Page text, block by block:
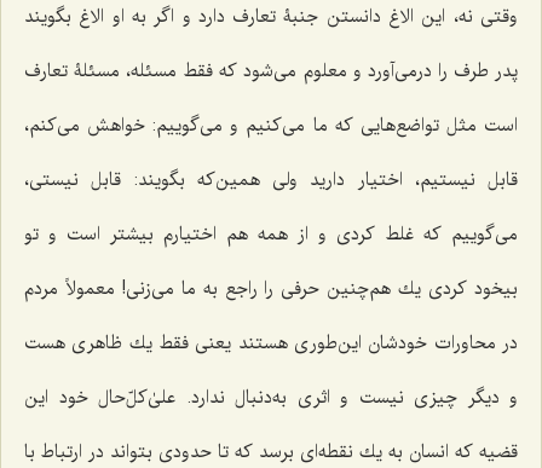
وقتى نه، این الاغ دانستن جنبۀ تعارف دارد و اگر به او الاغ بگویند
پدر طرف را درمى‌آورد و معلوم مى‌شود كه فقط مسئله، مسئلۀ تعارف
است مثل تواضع‌هایی كه ما مى‌كنیم و مى‌گوییم: خواهش مى‌كنم،
قابل نیستیم، اختیار دارید ولى همین‌كه بگویند: قابل نیستى،
مى‌گوییم که غلط كردى و از همه هم اختیارم بیشتر است و تو
بیخود كردى یك هم‌چنین حرفى را راجع به ما مى‌زنى! معمولاً مردم
در محاورات خودشان این‌طوری هستند یعنى فقط یك ظاهرى هست
و دیگر چیزى نیست و اثرى به‌دنبال ندارد. علیٰ‌کلّ‌حال خود این
قضیه كه انسان به یك نقطه‌اى برسد كه تا حدودى بتواند در ارتباط با